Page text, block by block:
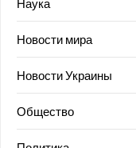
Наука
Новости мира
Новости Украины
Общество